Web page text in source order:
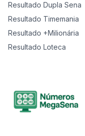
Resultado Dupla Sena
Resultado Timemania
Resultado +Milionária
Resultado Loteca